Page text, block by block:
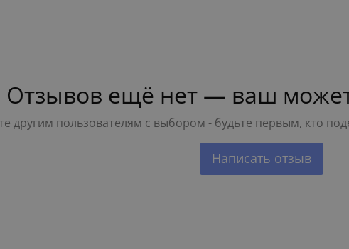
Отзывов ещё нет — ваш
другим пользователям с выбором - будьте первым, кто
Написать отзыв